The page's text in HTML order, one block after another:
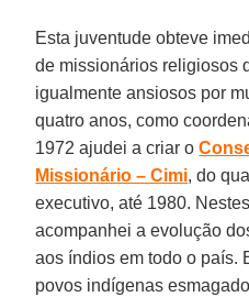
Esta juventude obteve
de missionários religiosos
igualmente ansiosos por
quatro anos, como
1972 ajudei a criar o
Missionário – Cimi, do
executivo, até 1980.
acompanhei a evolução
aos índios em todo o país.
povos indígenas